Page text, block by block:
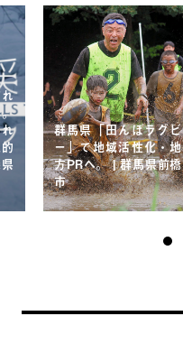
群馬県「田んぼラグビ
ー」で地域活性化・地
方PRへ。 | 群馬県前橋
市